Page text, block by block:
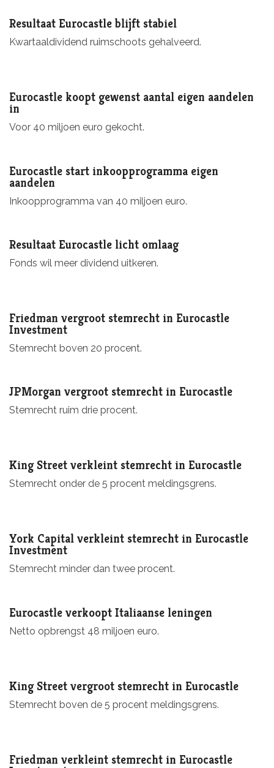
Resultaat Eurocastle blijft stabiel
Kwartaaldividend ruimschoots gehalveerd.
Eurocastle koopt gewenst aantal eigen aandelen
in
Voor 40 miljoen euro gekocht.
Eurocastle start inkoopprogramma eigen
aandelen
Inkoopprogramma van 40 miljoen euro.
Resultaat Eurocastle licht omlaag
Fonds wil meer dividend uitkeren.
Friedman vergroot stemrecht in Eurocastle
Investment
Stemrecht boven 20 procent.
JPMorgan vergroot stemrecht in Eurocastle
Stemrecht ruim drie procent.
King Street verkleint stemrecht in Eurocastle
Stemrecht onder de 5 procent meldingsgrens.
York Capital verkleint stemrecht in Eurocastle
Investment
Stemrecht minder dan twee procent.
Eurocastle verkoopt Italiaanse leningen
Netto opbrengst 48 miljoen euro.
King Street vergroot stemrecht in Eurocastle
Stemrecht boven de 5 procent meldingsgrens.
Friedman verkleint stemrecht in Eurocastle